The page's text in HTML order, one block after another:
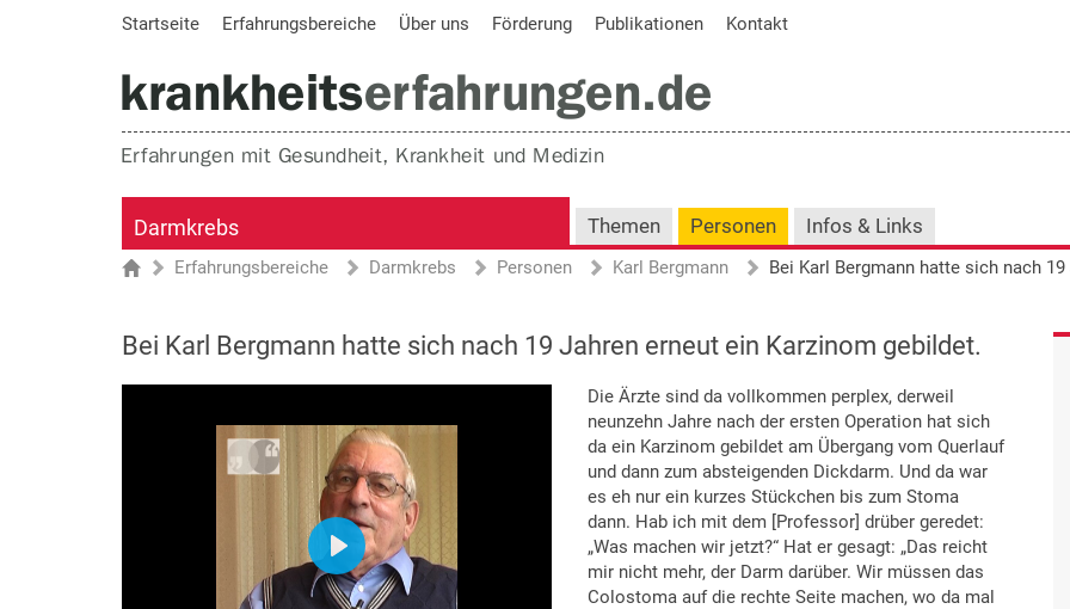
Startseite Erfahrungsbereiche Über uns Förderung Publikationen Kontakt
Darmkrebs Themen Personen Infos & Links
Sie sind hier
StartseiteErfahrungsbereiche Darmkrebs Personen Karl Bergmann
Bei Karl Bergmann hatte sich nach 19 Jahren erneut ein Karzinom gebildet.
Die Ärzte sind da vollkommen perplex, derweil
neunzehn Jahre nach der ersten Operation hat sich
da ein Karzinom gebildet am Übergang vom Querlauf
und dann zum absteigenden Dickdarm. Und da war
es eh nur ein kurzes Stückchen bis zum Stoma
dann. Hab ich mit dem [Professor] drüber geredet:
„Was machen wir jetzt?“ Hat er gesagt: „Das reicht
mir nicht mehr, der Darm darüber. Wir müssen das
Colostoma auf die rechte Seite machen, wo da mal